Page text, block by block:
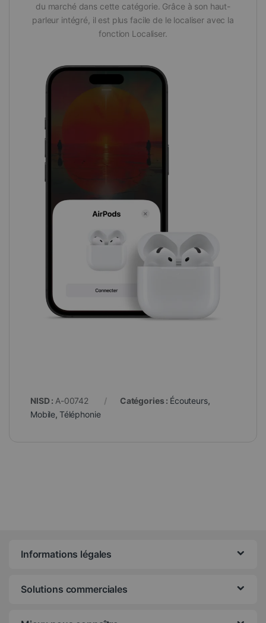
du marché dans cette catégorie. Grâce à son haut-
parleur intégré, il est plus facile de le localiser avec la
fonction Localiser.
NISD : A-00742 Catégories : Écouteurs,
Mobile, Téléphonie
Informations légales
Solutions commerciales